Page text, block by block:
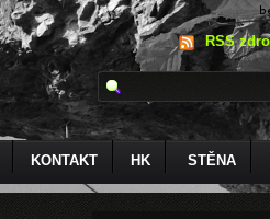
RSS
KONTAKT HK STĚNA